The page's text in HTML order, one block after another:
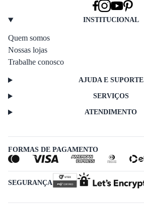
INSTITUCIONAL
Quem somos
Nossas lojas
Trabalhe conosco
AJUDA E SUPORTE
SERVIÇOS
ATENDIMENTO
FORMAS DE PAGAMENTO
SEGURANÇA